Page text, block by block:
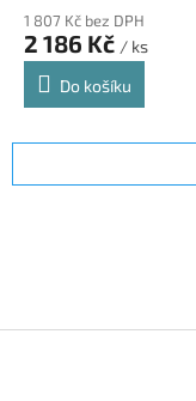
1 807 Kč bez DPH
2 186 Kč / ks
Do košíku